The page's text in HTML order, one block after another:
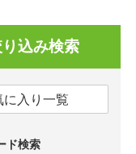
込み検索
に入り一覧
ド検索